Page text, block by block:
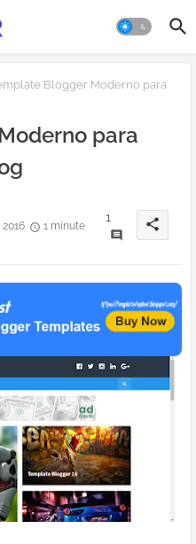
Blogger Moderno para
para
1 minute
1 share